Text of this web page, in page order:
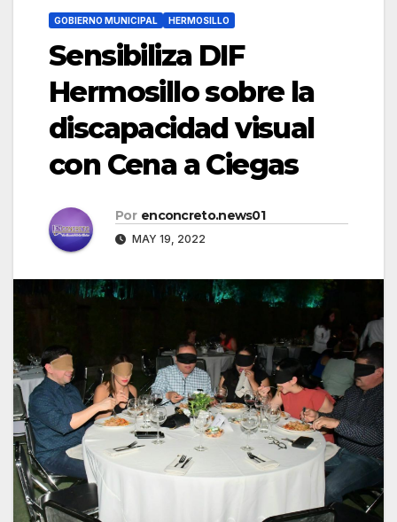
GOBIERNO MUNICIPAL HERMOSILLO
Sensibiliza DIF
Hermosillo sobre la
discapacidad visual
con Cena a Ciegas
Por enconcreto.news01
MAY 19, 2022